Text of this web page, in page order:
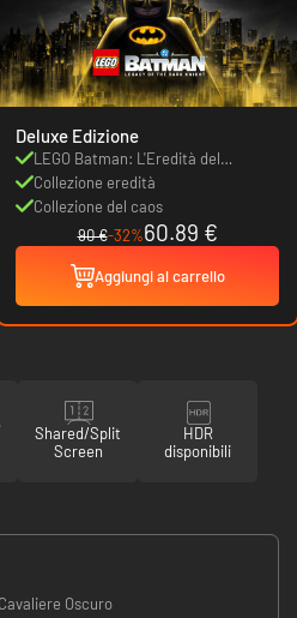
Deluxe Edizione
LEGO Batman: L'Eredità del
Cavaliere Oscuro
Collezione eredità
Collezione del caos
90 €-32%60.89 €
Aggiungi al carrello
Shared/Split
Screen
HDR
disponibili
Oscuro